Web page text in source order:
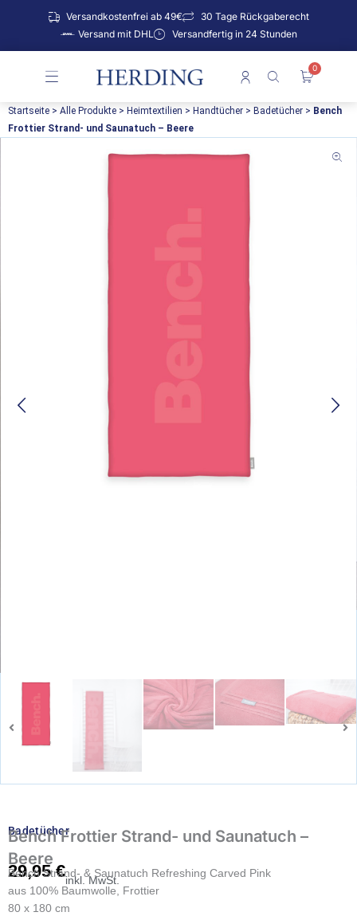
Versandkostenfrei ab 49€
30 Tage Rückgaberecht
Versand mit DHL
Versandfertig in 24 Stunden
0
Startseite > Alle Produkte > Heimtextilien > Handtücher > Badetücher > Bench
Frottier Strand- und Saunatuch – Beere
Badetücher
Bench Frottier Strand- und Saunatuch –
Beere
29,95€inkl. MwSt.
Bench Strand- & Saunatuch Refreshing Carved Pink
aus 100% Baumwolle, Frottier
80 x 180 cm